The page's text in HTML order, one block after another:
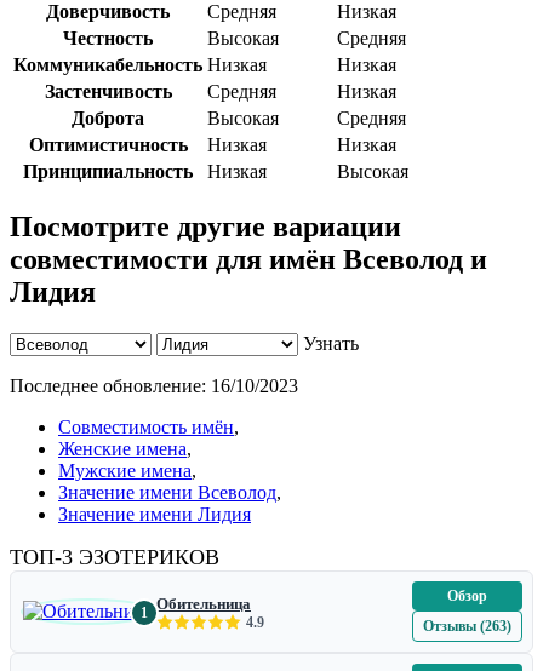
Доверчивость Средняя
Низкая
Честность
Высокая
Средняя
Коммуникабельность Низкая
Низкая
Застенчивость
Средняя
Низкая
Доброта
Высокая
Средняя
Оптимистичность
Низкая
Низкая
Принципиальность
Низкая Высокая
Посмотрите другие вариации
совместимости для имён Всеволод и
Лидия
Узнать
Последнее обновление: 16/10/2023
Совместимость имён,
Женские имена,
Мужские имена,
Значение имени Всеволод,
Значение имени Лидия
ТОП-3 ЭЗОТЕРИКОВ
1 Обительница
4.9
Обзор
Отзывы (263)